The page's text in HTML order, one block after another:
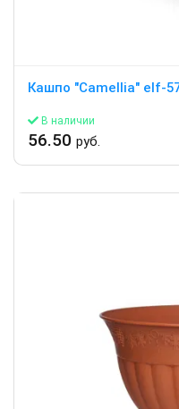
Кашпо "Camellia" elf-
В наличии
56.50 руб.